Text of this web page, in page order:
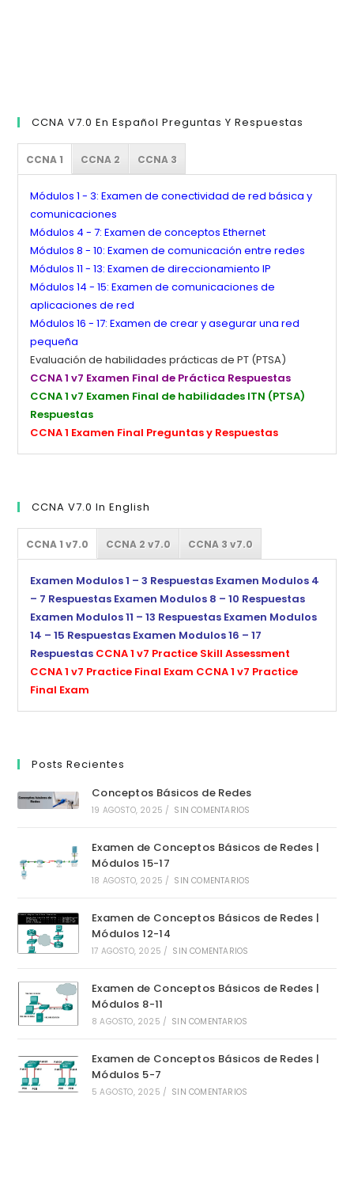
CCNA V7.0 En Español Preguntas Y Respuestas
CCNA 1 CCNA 2 CCNA 3
Módulos 1 - 3: Examen de conectividad de red básica y
comunicaciones
Módulos 4 - 7: Examen de conceptos Ethernet
Módulos 8 - 10: Examen de comunicación entre redes
Módulos 11 - 13: Examen de direccionamiento IP
Módulos 14 - 15: Examen de comunicaciones de
aplicaciones de red
Módulos 16 - 17: Examen de crear y asegurar una red
pequeña
Evaluación de habilidades prácticas de PT (PTSA)
CCNA 1 v7 Examen Final de Práctica Respuestas
CCNA 1 v7 Examen Final de habilidades ITN (PTSA)
Respuestas
CCNA 1 Examen Final Preguntas y Respuestas
CCNA V7.0 In English
CCNA 1 v7.0 CCNA 2 v7.0 CCNA 3 v7.0
Examen Modulos 1 – 3 Respuestas Examen Modulos 4
– 7 Respuestas Examen Modulos 8 – 10 Respuestas
Examen Modulos 11 – 13 Respuestas Examen Modulos
14 – 15 Respuestas Examen Modulos 16 – 17
Respuestas CCNA 1 v7 Practice Skill Assessment
CCNA 1 v7 Practice Final Exam CCNA 1 v7 Practice
Final Exam
Posts Recientes
Conceptos Básicos de Redes
19 AGOSTO, 2025 / SIN COMENTARIOS
Examen de Conceptos Básicos de Redes |
Módulos 15-17
18 AGOSTO, 2025 / SIN COMENTARIOS
Examen de Conceptos Básicos de Redes |
Módulos 12-14
17 AGOSTO, 2025 / SIN COMENTARIOS
Examen de Conceptos Básicos de Redes |
Módulos 8-11
8 AGOSTO, 2025 / SIN COMENTARIOS
Examen de Conceptos Básicos de Redes |
Módulos 5-7
5 AGOSTO, 2025 / SIN COMENTARIOS